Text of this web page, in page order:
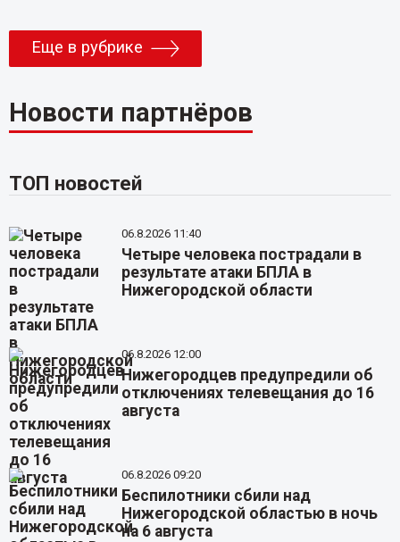
Еще в рубрике
Новости партнёров
ТОП новостей
06.8.2026 11:40
Четыре человека пострадали в
результате атаки БПЛА в
Нижегородской области
06.8.2026 12:00
Нижегородцев предупредили об
отключениях телевещания до 16
августа
06.8.2026 09:20
Беспилотники сбили над
Нижегородской областью в ночь
на 6 августа